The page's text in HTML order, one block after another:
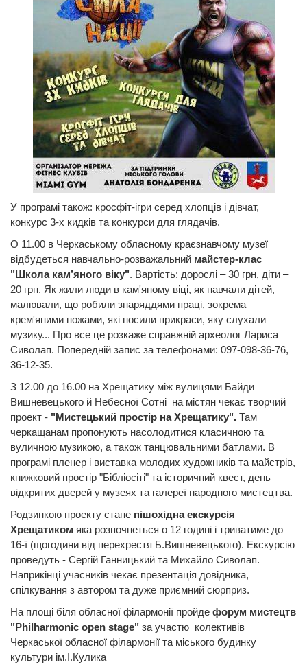
У програмі також: кросфіт-ігри серед хлопців і дівчат,
конкурс 3-х кидків та конкурси для глядачів.
О 11.00 в Черкаському обласному краєзнавчому музеї
відбудеться навчально-розважальний майстер-клас
"Школа кам’яного віку". Вартість: дорослі – 30 грн, діти –
20 грн. Як жили люди в кам'яному віці, як навчали дітей,
малювали, що робили знаряддями праці, зокрема
крем'яними ножами, які носили прикраси, яку слухали
музику... Про все це розкаже справжній археолог Лариса
Сиволап. Попередній запис за телефонами: 097-098-36-76,
36-12-35.
З 12.00 до 16.00 на Хрещатику між вулицями Байди
Вишневецького й Небесної Сотні на містян чекає творчий
проект - "Мистецький простір на Хрещатику". Там
черкащанам пропонують насолодитися класичною та
вуличною музикою, а також танцювальними батлами. В
програмі пленер і виставка молодих художників та майстрів,
книжковий простір "Бібліосіті" та історичний квест, день
відкритих дверей у музеях та галереї народного мистецтва.
Родзинкою проекту стане пішохідна екскурсія
Хрещатиком яка розпочнеться о 12 годині і триватиме до
16-ї (щогодини від перехрестя Б.Вишневецького). Екскурсію
проведуть - Сергій Ганницький та Михайло Сиволап.
Наприкінці учасників чекає презентація довідника,
спілкування з автором та дуже приємний сюрприз.
На площі біля обласної філармонії пройде форум мистецтв
"Philharmonic open stage" за участю колективів
Черкаської обласної філармонії та міського будинку
культури ім.І.Кулика